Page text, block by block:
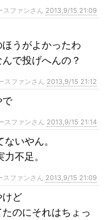
ファンさん 2013,9/15 21:09
うがよかったわ
で投げへんの？
ファンさん 2013,9/15 21:12
で
ファンさん 2013,9/15 21:14
いやん。
不足。
ファンさん 2013,9/15 21:09
けど
のにそれはちょっ